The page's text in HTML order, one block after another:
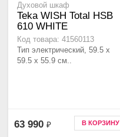
Духовой шкаф
Teka WISH Total HSB
610 WHITE
Код товара: 41560113
Тип электрический, 59.5 х
59.5 x 55.9 см..
63 990 ₽ В КОРЗИНУ